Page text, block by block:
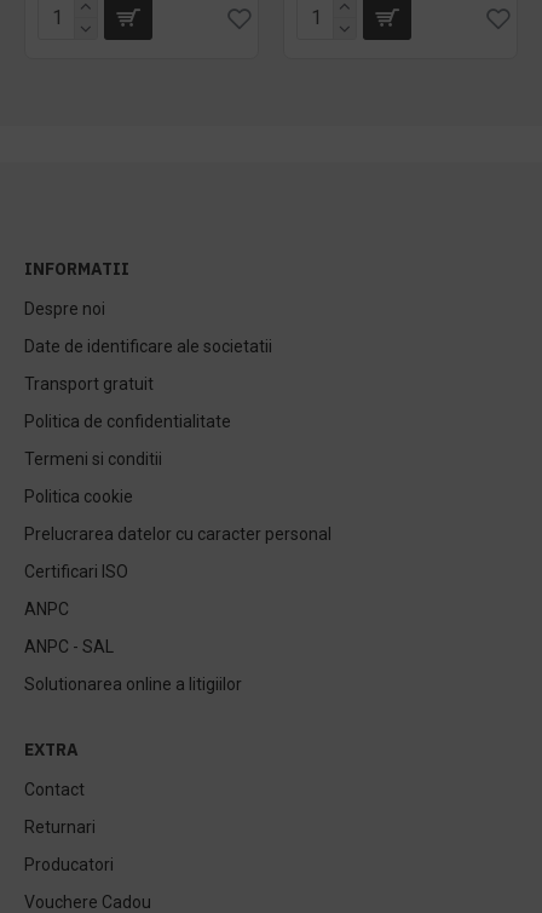
INFORMATII
Despre noi
Date de identificare ale societatii
Transport gratuit
Politica de confidentialitate
Termeni si conditii
Politica cookie
Prelucrarea datelor cu caracter personal
Certificari ISO
ANPC
ANPC - SAL
Solutionarea online a litigiilor
EXTRA
Contact
Returnari
Producatori
Vouchere Cadou